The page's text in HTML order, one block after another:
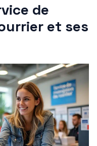
de
et ses